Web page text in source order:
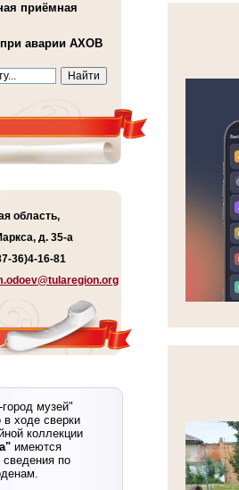
приёмная
аварии АХОВ
область,
д. 35-а
36)4-16-81
музей"
в ходе сверки
коллекции
имеются
сведения по